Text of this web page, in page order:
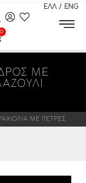
ΕΛΛ / ENG
0
ΜΕ
ΜΕ ΠΕΤΡΕΣ